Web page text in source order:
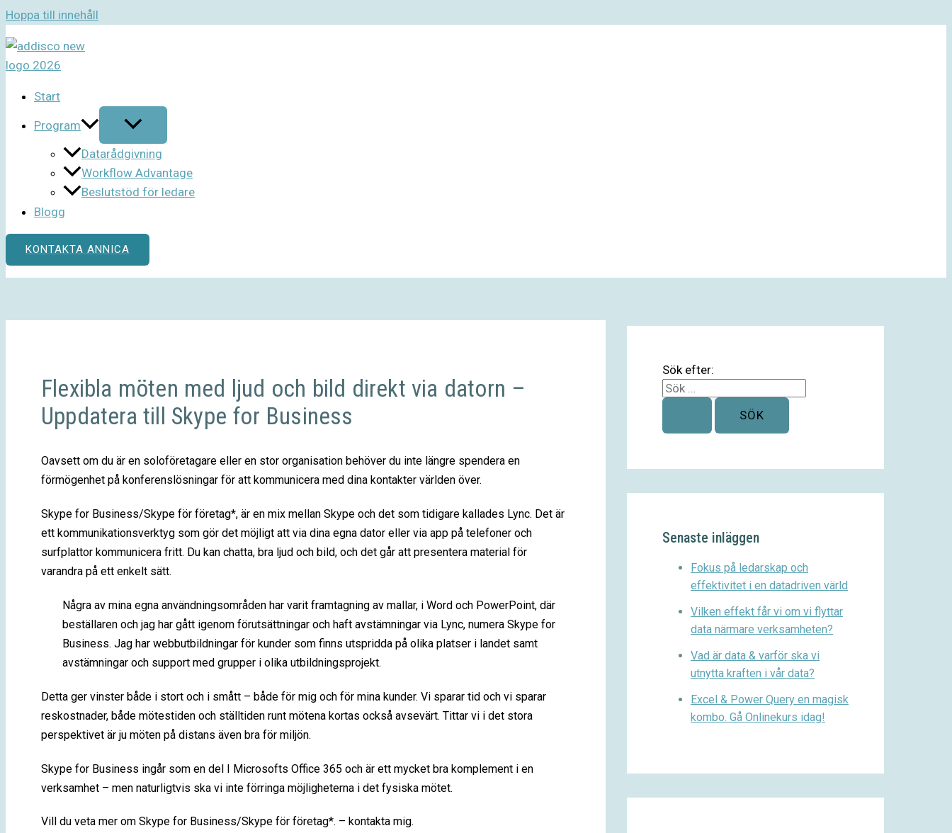
Hoppa till innehåll
Start
Program
Datarådgivning
Workflow Advantage
Beslutstöd för ledare
Blogg
KONTAKTA ANNICA
Flexibla möten med ljud och bild direkt via datorn –
Uppdatera till Skype for Business
Oavsett om du är en soloföretagare eller en stor organisation behöver du inte längre spendera en
förmögenhet på konferenslösningar för att kommunicera med dina kontakter världen över.
Skype for Business/Skype för företag*, är en mix mellan Skype och det som tidigare kallades Lync. Det är
ett kommunikationsverktyg som gör det möjligt att via dina egna dator eller via app på telefoner och
surfplattor kommunicera fritt. Du kan chatta, bra ljud och bild, och det går att presentera material för
varandra på ett enkelt sätt.
Några av mina egna användningsområden har varit framtagning av mallar, i Word och PowerPoint, där
beställaren och jag har gått igenom förutsättningar och haft avstämningar via Lync, numera Skype for
Business. Jag har webbutbildningar för kunder som finns utspridda på olika platser i landet samt
avstämningar och support med grupper i olika utbildningsprojekt.
Detta ger vinster både i stort och i smått – både för mig och för mina kunder. Vi sparar tid och vi sparar
reskostnader, både mötestiden och ställtiden runt mötena kortas också avsevärt. Tittar vi i det stora
perspektivet är ju möten på distans även bra för miljön.
Skype for Business ingår som en del I Microsofts Office 365 och är ett mycket bra komplement i en
verksamhet – men naturligtvis ska vi inte förringa möjligheterna i det fysiska mötet.
Vill du veta mer om Skype for Business/Skype för företag*. – kontakta mig.
Sök efter:
Senaste inläggen
Fokus på ledarskap och
effektivitet i en datadriven värld
Vilken effekt får vi om vi flyttar
data närmare verksamheten?
Vad är data & varför ska vi
utnytta kraften i vår data?
Excel & Power Query en magisk
kombo. Gå Onlinekurs idag!